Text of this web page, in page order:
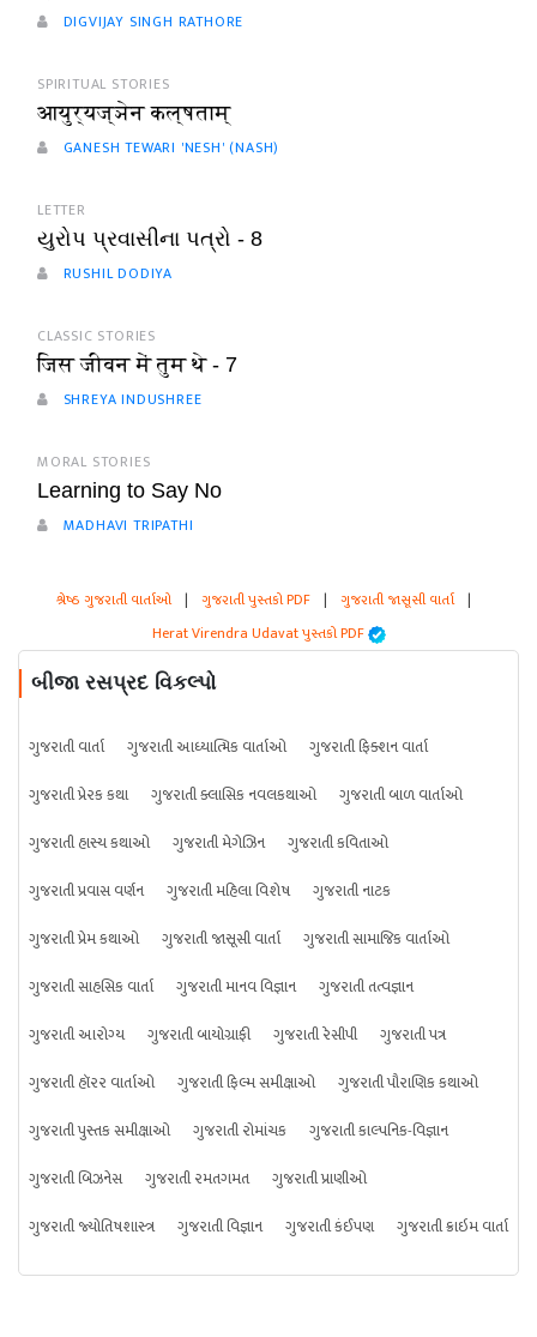
DIGVIJAY SINGH RATHORE
SPIRITUAL STORIES
आयुर्यज्ञेन कल्षताम्
GANESH TEWARI 'NESH' (NASH)
LETTER
યુરોપ પ્રવાસીના પત્રો - 8
RUSHIL DODIYA
CLASSIC STORIES
जिस जीवन में तुम थे - 7
SHREYA INDUSHREE
MORAL STORIES
Learning to Say No
MADHAVI TRIPATHI
શ્રેષ્ઠ ગુજરાતી વાર્તાઓ | ગુજરાતી પુસ્તકો PDF | ગુજરાતી જાસૂસી વાર્તા |
Herat Virendra Udavat પુસ્તકો PDF
બીજા રસપ્રદ વિકલ્પો
ગુજરાતી વાર્તા ગુજરાતી આધ્યાત્મિક વાર્તાઓ
ગુજરાતી ફિક્શન વાર્તા
ગુજરાતી પ્રેરક કથા
ગુજરાતી ક્લાસિક નવલકથાઓ
ગુજરાતી બાળ વાર્તાઓ
ગુજરાતી હાસ્ય કથાઓ
ગુજરાતી મેગેઝિન
ગુજરાતી કવિતાઓ
ગુજરાતી પ્રવાસ વર્ણન
ગુજરાતી મહિલા વિશેષ
ગુજરાતી નાટક
ગુજરાતી પ્રેમ કથાઓ
ગુજરાતી જાસૂસી વાર્તા
ગુજરાતી સામાજિક વાર્તાઓ
ગુજરાતી સાહસિક વાર્તા
ગુજરાતી માનવ વિજ્ઞાન
ગુજરાતી તત્વજ્ઞાન
ગુજરાતી આરોગ્ય
ગુજરાતી બાયોગ્રાફી ગુજરાતી રેસીપી
ગુજરાતી પત્ર
ગુજરાતી હૉરર વાર્તાઓ
ગુજરાતી ફિલ્મ સમીક્ષાઓ
ગુજરાતી પૌરાણિક કથાઓ
ગુજરાતી પુસ્તક સમીક્ષાઓ
ગુજરાતી રોમાંચક
ગુજરાતી કાલ્પનિક-વિજ્ઞાન
ગુજરાતી બિઝનેસ
ગુજરાતી રમતગમત
ગુજરાતી પ્રાણીઓ
ગુજરાતી જ્યોતિષશાસ્ત્ર
ગુજરાતી વિજ્ઞાન ગુજરાતી કંઈપણ ગુજરાતી ક્રાઇમ વાર્તા